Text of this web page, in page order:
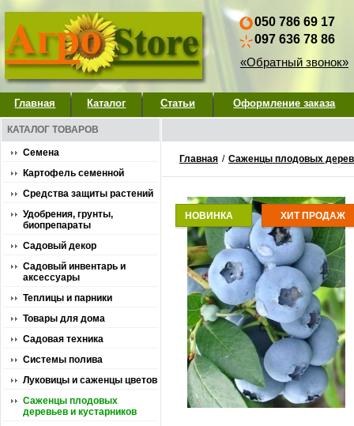
050 786 69 17
097 636 78 86
«Обратный звонок»
Главная Каталог Статьи Оформление заказа
КАТАЛОГ ТОВАРОВ
Семена
Картофель семенной
Средства защиты растений
Удобрения, грунты,
биопрепараты
Садовый декор
Садовый инвентарь и
аксессуары
Теплицы и парники
Товары для дома
Садовая техника
Системы полива
Луковицы и саженцы цветов
Саженцы плодовых
деревьев и кустарников
Главная / Саженцы плодовых
НОВИНКА ХИТ ПРОДАЖ